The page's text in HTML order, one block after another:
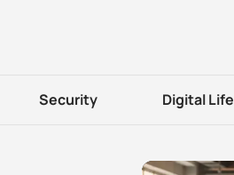
Security Digital Life